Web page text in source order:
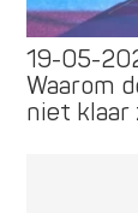
19-05-
Waarom
niet klaar